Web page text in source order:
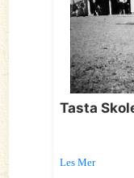
Tasta
Les Mer